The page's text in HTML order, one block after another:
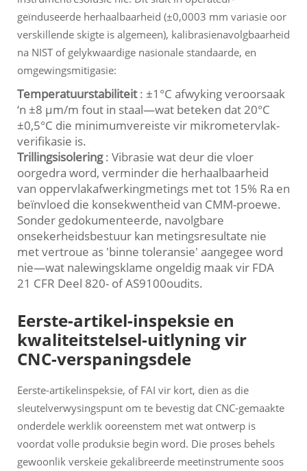
geïnduseerde herhaalbaarheid (±0,0003 mm variasie oor
verskillende skigte is algemeen), kalibrasienavolgbaarheid
na NIST of gelykwaardige nasionale standaarde, en
omgewingsmitigasie:
Temperatuurstabiliteit: ±1°C afwyking veroorsaak
‘n ±8 µm/m fout in staal—wat beteken dat 20°C
±0,5°C die minimumvereiste vir mikrometervlak-
verifikasie is.
Trillingsisolering: Vibrasie wat deur die vloer
oorgedra word, verminder die herhaalbaarheid
van oppervlakafwerkingmetings met tot 15% Ra en
beïnvloed die konsekwentheid van CMM-proewe.
Sonder gedokumenteerde, navolgbare
onsekerheidsbestuur kan metingsresultate nie
met vertroue as 'binne toleransie' aangegee word
nie—wat nalewingsklame ongeldig maak vir FDA
21 CFR Deel 820- of AS9100oudits.
Eerste-artikel-inspeksie en
kwaliteitstelsel-uitlyning vir
CNC-verspaningsdele
Eerste-artikelinspeksie, of FAI vir kort, dien as die
sleutelverwysingspunt om te bevestig dat CNC-gemaakte
onderdele werklik ooreenstem met wat ontwerp is
voordat volle produksie begin word. Die proses behels
gewoonlik verskeie gekalibreerde meetinstrumente soos